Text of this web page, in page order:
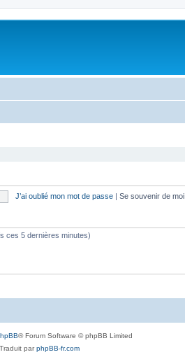
J’ai oublié mon mot de passe | Se souvenir de moi
ces 5 dernières minutes)
® Forum Software © phpBB Limited
Traduit parphpBB-fr.com